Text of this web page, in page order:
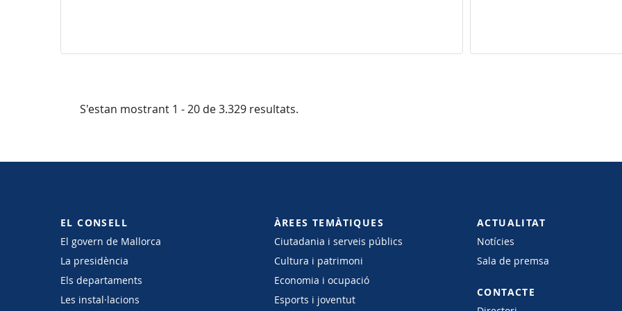
S'estan mostrant 1 - 20 de 3.329 resultats.
EL CONSELL
El govern de Mallorca
La presidència
Els departaments
Les instal·lacions
ÀREES TEMÀTIQUES
Ciutadania i serveis públics
Cultura i patrimoni
Economia i ocupació
Esports i joventut
ACTUALITAT
Notícies
Sala de premsa
CONTACTE